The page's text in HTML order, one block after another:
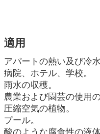
適用
アパートの熱い及び冷
病院、ホテル、学校。
雨水の収穫。
農業および園芸の使用の
圧縮空気の植物。
プール。
酸のような腐食性の液